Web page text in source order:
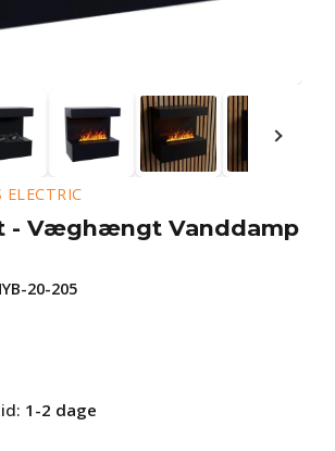
ELECTRIC
- Væghængt Vanddamp
20-205
1-2 dage